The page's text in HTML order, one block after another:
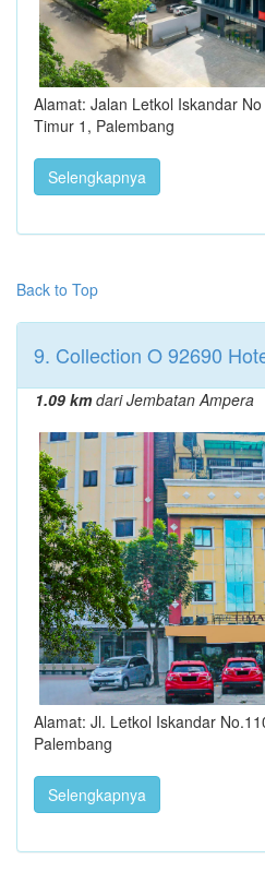
Alamat: Jalan Letkol Iskandar
Timur 1, Palembang
Selengkapnya
Back to Top
9. Collection O 92690
1.09 kmdari Jembatan Ampera
Alamat: Jl. Letkol Iskandar
Palembang
Selengkapnya